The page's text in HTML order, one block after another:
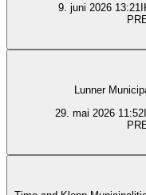
9. juni 2026 13:21
Lunner
29. mai 2026 11:52